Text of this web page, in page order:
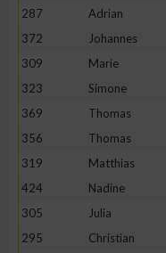
287
Adrian
372
Johannes
309
Marie
323
Simone
369
Thomas
356
Thomas
319
Matthias
424
Nadine
305
Julia
295
Christian